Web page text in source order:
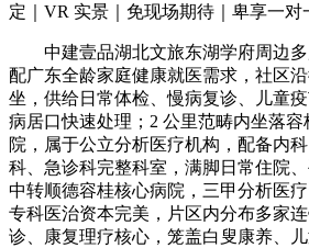
定｜VR 实景｜免现场期待｜卑享一对
中建壹品湖北文旅东湖学府周边多
配广东全龄家庭健康就医需求，社区
坐，供给日常体检、慢病复诊、儿童
病居口快速处理；2 公里范畴内坐落
院，属于公立分析医疗机构，配备内
科、急诊科完整科室，满脚日常住院
中转顺德容桂核心病院，三甲分析医疗
专科医治资本完美，片区内分布多家
诊、康复理疗核心，笼盖白叟康养、